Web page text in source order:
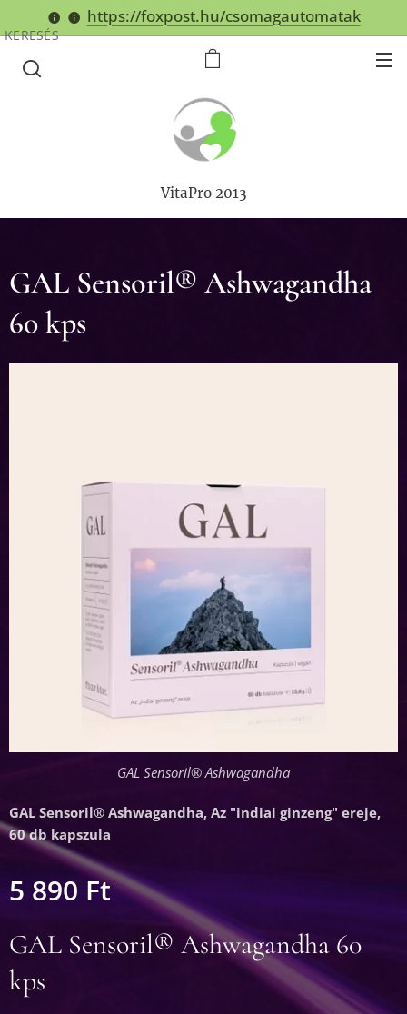
https://foxpost.hu/csomagautomatak
VitaPro 2013
KERESÉS
GAL Sensoril® Ashwagandha
60 kps
GAL Sensoril® Ashwagandha
GAL Sensoril® Ashwagandha, Az "indiai ginzeng" ereje,
60 db kapszula
5 890 Ft
GAL Sensoril® Ashwagandha 60
kps